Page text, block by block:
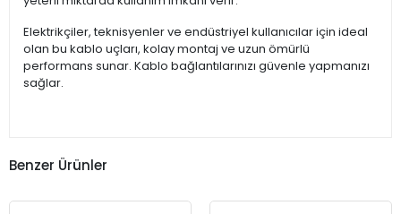
Elektrikçiler, teknisyenler ve endüstriyel kullanıcılar için ideal
olan bu kablo uçları, kolay montaj ve uzun ömürlü
performans sunar. Kablo bağlantılarınızı güvenle yapmanızı
sağlar.
Benzer Ürünler